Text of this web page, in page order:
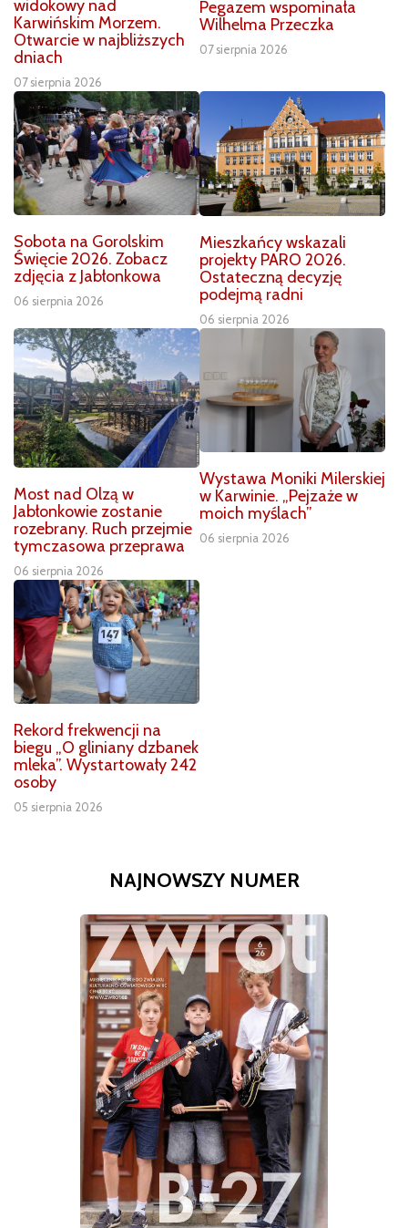
widokowy nad
Karwińskim Morzem.
Otwarcie w najbliższych
dniach
07 sierpnia 2026
Pegazem wspominała
Wilhelma Przeczka
07 sierpnia 2026
Sobota na Gorolskim
Święcie 2026. Zobacz
zdjęcia z Jabłonkowa
06 sierpnia 2026
Mieszkańcy wskazali
projekty PARO 2026.
Ostateczną decyzję
podejmą radni
06 sierpnia 2026
Most nad Olzą w
Jabłonkowie zostanie
rozebrany. Ruch przejmie
tymczasowa przeprawa
06 sierpnia 2026
Wystawa Moniki Milerskiej
w Karwinie. „Pejzaże w
moich myślach”
06 sierpnia 2026
Rekord frekwencji na
biegu „O gliniany dzbanek
mleka”. Wystartowały 242
osoby
05 sierpnia 2026
NAJNOWSZY NUMER